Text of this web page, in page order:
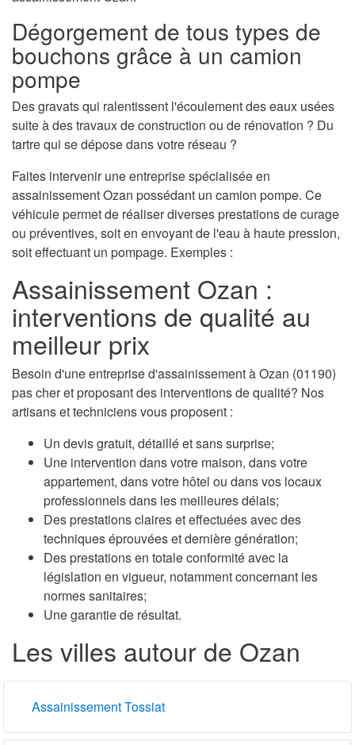
Dégorgement de tous types de
bouchons grâce à un camion
pompe
Des gravats qui ralentissent l'écoulement des eaux usées
suite à des travaux de construction ou de rénovation ? Du
tartre qui se dépose dans votre réseau ?
Faites intervenir une entreprise spécialisée en
assainissement Ozan possédant un camion pompe. Ce
véhicule permet de réaliser diverses prestations de curage
ou préventives, soit en envoyant de l'eau à haute pression,
soit effectuant un pompage. Exemples :
Assainissement Ozan :
interventions de qualité au
meilleur prix
Besoin d'une entreprise d'assainissement à Ozan (01190)
pas cher et proposant des interventions de qualité? Nos
artisans et techniciens vous proposent :
Un devis gratuit, détaillé et sans surprise;
Une intervention dans votre maison, dans votre
appartement, dans votre hôtel ou dans vos locaux
professionnels dans les meilleures délais;
Des prestations claires et effectuées avec des
techniques éprouvées et dernière génération;
Des prestations en totale conformité avec la
législation en vigueur, notamment concernant les
normes sanitaires;
Une garantie de résultat.
Les villes autour de Ozan
Assainissement Tossiat